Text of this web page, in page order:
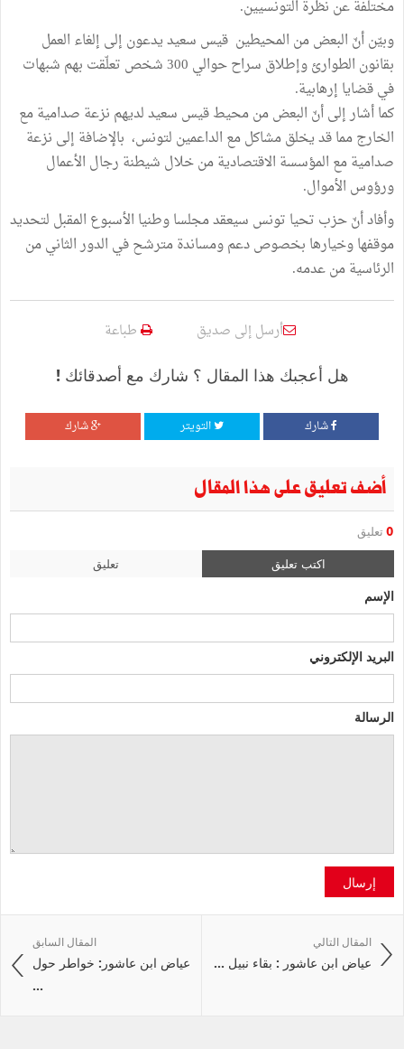
مختلفة عن نظرة التونسيين.
وبيّن أنّ البعض من المحيطين قيس سعيد يدعون إلى إلغاء العمل
بقانون الطوارئ وإطلاق سراح حوالي 300 شخص تعلّقت بهم شبهات
في قضايا إرهابية.
كما أشار إلى أنّ البعض من محيط قيس سعيد لديهم نزعة صدامية مع
الخارج مما قد يخلق مشاكل مع الداعمين لتونس، بالإضافة إلى نزعة
صدامية مع المؤسسة الاقتصادية من خلال شيطنة رجال الأعمال
ورؤوس الأموال.
وأفاد أنّ حزب تحيا تونس سيعقد مجلسا وطنيا الأسبوع المقبل لتحديد
موقفها وخيارها بخصوص دعم ومساندة مترشح في الدور الثاني من
الرئاسية من عدمه.
أرسل إلى صديق طباعة
هل أعجبك هذا المقال ؟ شارك مع أصدقائك !
شارك التويتر شارك
أضف تعليق على هذا المقال
0 تعليق
اكتب تعليق تعليق
الإسم
البريد الإلكتروني
الرسالة
إرسال
المقال السابق
عياض ابن عاشور: خواطر حول
...
المقال التالي
عياض ابن عاشور : بقاء نبيل ...